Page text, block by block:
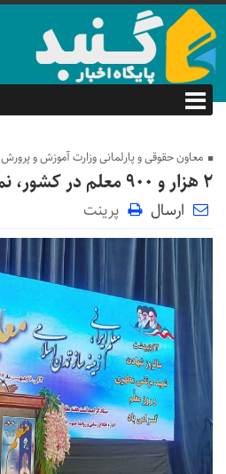
معاون حقوقی و پارلمانی وزارت آموزش و پرورش
۲ هزار و ۹۰۰ معلم در کشور، نمونه اعلام شدند
ارسال پرینت